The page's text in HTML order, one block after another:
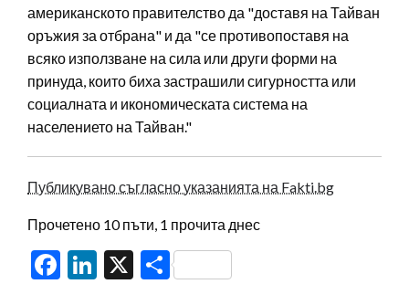
американското правителство да "доставя на Тайван
оръжия за отбрана" и да "се противопоставя на
всяко използване на сила или други форми на
принуда, които биха застрашили сигурността или
социалната и икономическата система на
населението на Тайван."
Публикувано съгласно указанията на Fakti.bg
Прочетено 10 пъти, 1 прочита днес
Facebook
LinkedIn
X Share